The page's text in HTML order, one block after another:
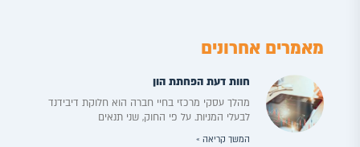
מאמרים אחרונים
חוות דעת הפחתת הון
מהלך עסקי מרכזי בחיי חברה הוא חלוקת דיבידנד
לבעלי המניות. על פי החוק, שני תנאים
המשך קריאה »